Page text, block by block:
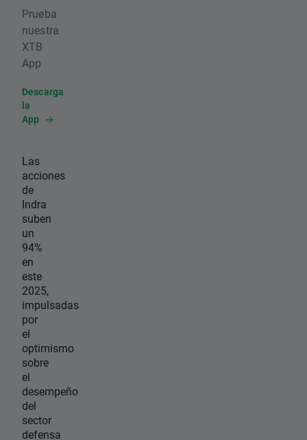
Prueba
nuestra
XTB
App
Descarga
la
App
Las
acciones
de
Indra
suben
un
94%
en
este
2025,
impulsadas
por
el
optimismo
sobre
el
desempeño
del
sector
defensa